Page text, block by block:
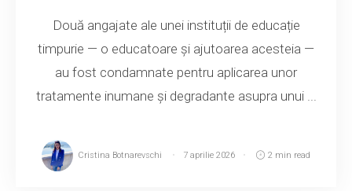
Două angajate ale unei instituții de educație
timpurie — o educatoare și ajutoarea acesteia —
au fost condamnate pentru aplicarea unor
tratamente inumane și degradante asupra unui ...
Cristina Botnarevschi 7 aprilie 2026 2 min read